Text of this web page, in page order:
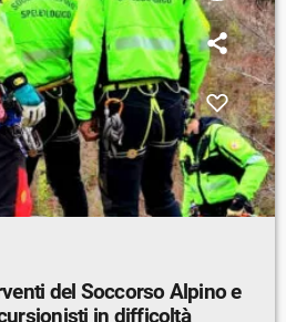
del Soccorso Alpino e
in difficoltà